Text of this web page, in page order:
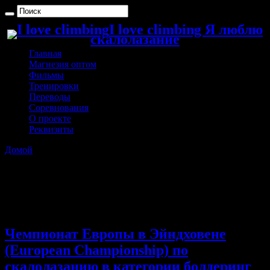
I love climbing Я люблю
скалолазание
Главная
Магнезия оптом
Фильмы
Тренировки
Переводы
Соревнования
О проекте
Реквизиты
Домой
Чемпионат Европы в Эйндховене
(European Championship) по
скалолазанию в категории болдеринг